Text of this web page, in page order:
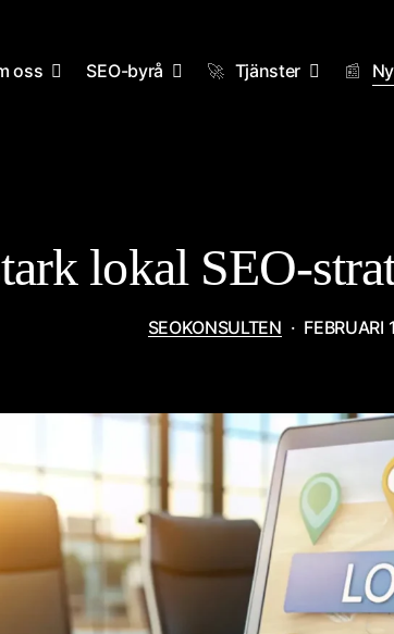
oss SEO-byrå 🚀 Tjänster 📰
lokal SEO-
SEOKONSULTEN FEBRUARI